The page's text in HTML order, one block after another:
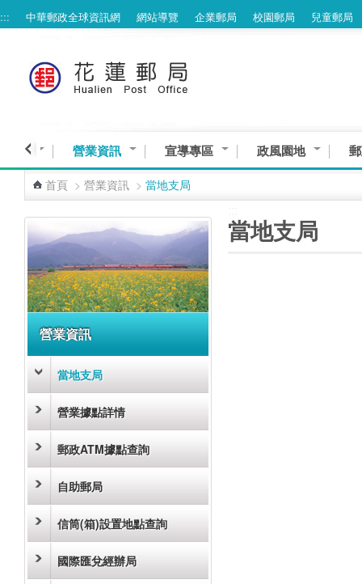
跳到主要內容區塊
::: 中華郵政全球資訊網 網站導覽 企業郵局 校園郵局 兒童郵局
服務 營業資訊 宣導專區 政風園地
首頁 > 營業資訊 > 當地支局
營業資訊
當地支局
營業據點詳情
郵政ATM據點查詢
自助郵局
信筒(箱)設置地點查詢
國際匯兌經辦局
當地支局